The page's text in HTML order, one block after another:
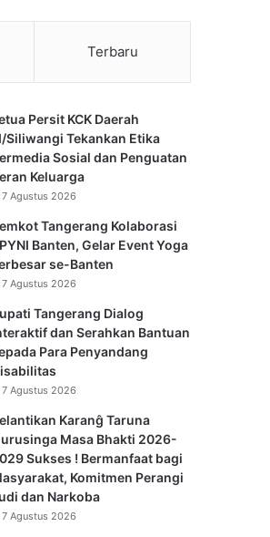
Terbaru
Persit KCK Daerah
Siliwangi Tekankan Etika
Sosial dan Penguatan
Keluarga
7 Agustus 2026
Tangerang Kolaborasi
Banten, Gelar Event Yoga
se-Banten
7 Agustus 2026
Tangerang Dialog
dan Serahkan Bantuan
Para Penyandang
7 Agustus 2026
Karanĝ Taruna
Masa Bhakti 2026-
Sukses ! Bermanfaat bagi
Komitmen Perangi
dan Narkoba
7 Agustus 2026